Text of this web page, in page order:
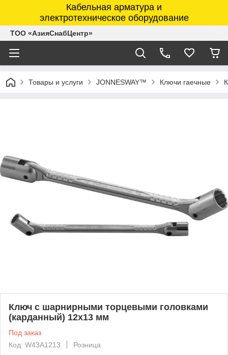
Кабельная арматура и
электротехническое оборудование
ТОО «АзияСнабЦентр»
Товары и услуги JONNESWAY™ Ключи гаечные
Ключ с шарнирными торцевыми головками
(карданный) 12х13 мм
Под заказ
Код: W43A1213
Розница